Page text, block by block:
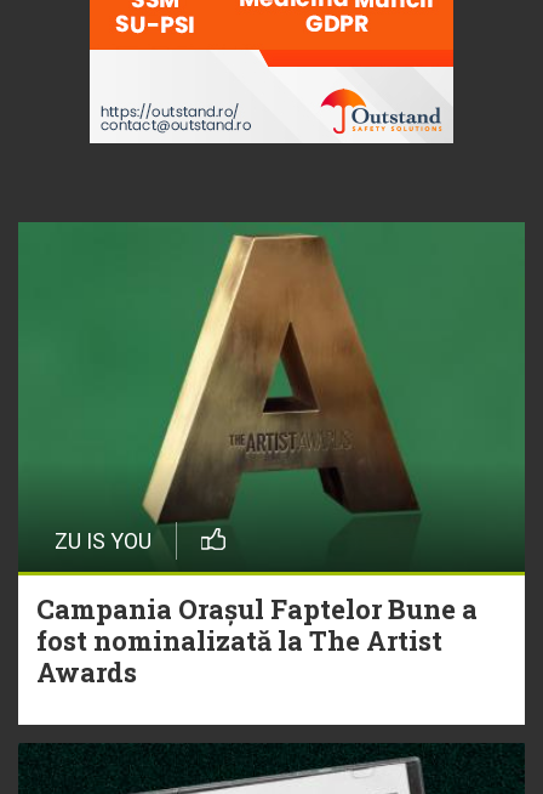
ZU IS YOU
Campania Orașul Faptelor Bune a
fost nominalizată la The Artist
Awards